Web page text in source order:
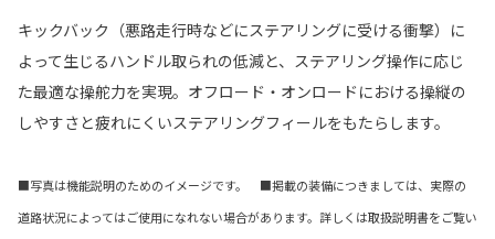
キックバック（悪路走行時などにステアリングに受ける衝撃）に
よって生じるハンドル取られの低減と、ステアリング操作に応じ
た最適な操舵力を実現。オフロード・オンロードにおける操縦の
しやすさと疲れにくいステアリングフィールをもたらします。
■写真は機能説明のためのイメージです。 ■掲載の装備につきましては、実際の
道路状況によってはご使用になれない場合があります。詳しくは取扱説明書をご覧い